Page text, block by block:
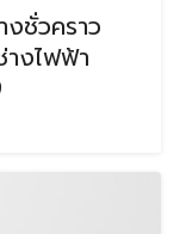
ชั่วคราว
งไฟฟ้า